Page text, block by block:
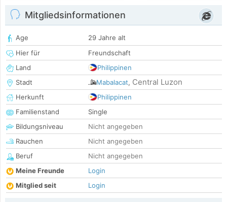
Mitgliedsinformationen
Age
29 Jahre alt
Hier für
Freundschaft
Land
Philippinen
Stadt
Mabalacat, Central Luzon
Herkunft
Philippinen
Familienstand
Single
Bildungsniveau
Nicht angegeben
Rauchen
Nicht angegeben
Beruf
Nicht angegeben
Meine Freunde
Login
Mitglied seit
Login